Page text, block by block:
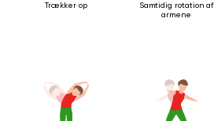
Trækker op
Samtidig rotation af
armene